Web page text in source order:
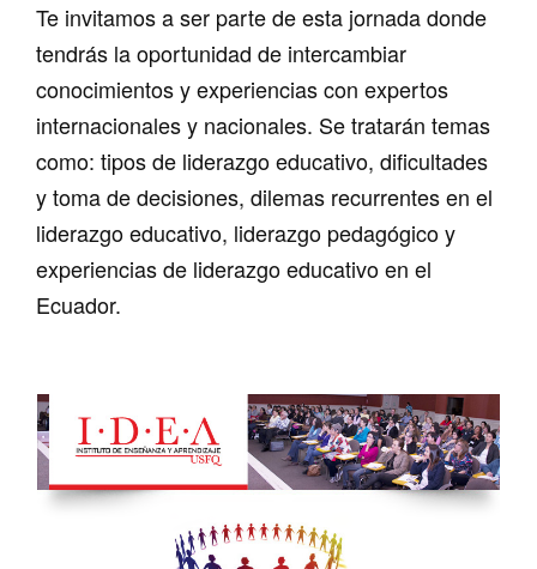
Te invitamos a ser parte de esta jornada donde
tendrás la oportunidad de intercambiar
conocimientos y experiencias con expertos
internacionales y nacionales. Se tratarán temas
como: tipos de liderazgo educativo, dificultades
y toma de decisiones, dilemas recurrentes en el
liderazgo educativo, liderazgo pedagógico y
experiencias de liderazgo educativo en el
Ecuador.